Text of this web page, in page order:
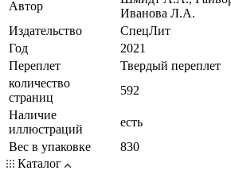
Автор
Иванова Л.А.
Издательство
СпецЛит
Год
2021
Переплет
Твердый переплет
количество
страниц
592
Наличие
иллюстраций
есть
Вес в упаковке
830
Каталог